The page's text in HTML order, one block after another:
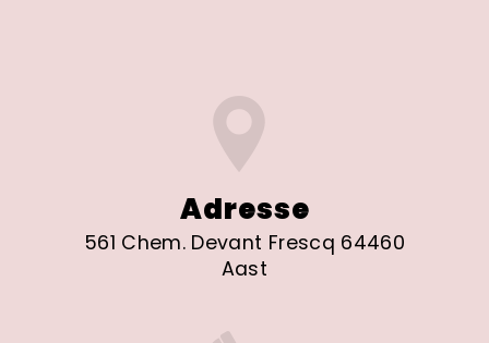
Adresse
561 Chem. Devant Frescq 64460
Aast